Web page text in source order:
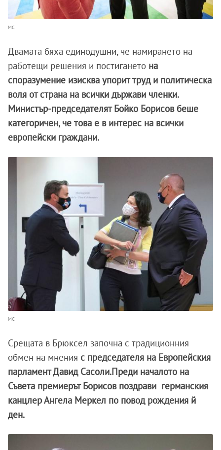
МС
Двамата бяха единодушни, че намирането на
работещи решения и постигането на
споразумение изисква упорит труд и политическа
воля от страна на всички държави членки.
Министър-председателят Бойко Борисов беше
категоричен, че това е в интерес на всички
европейски граждани.
МС
Срещата в Брюксел започна с традиционния
обмен на мнения с председателя на Европейския
парламент Давид Сасоли.Преди началото на
Съвета премиерът Борисов поздрави германския
канцлер Ангела Меркел по повод рождения й
ден.